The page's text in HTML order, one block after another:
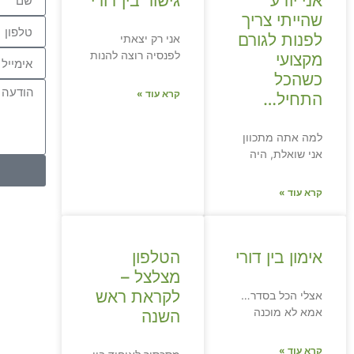
שהייתי צריך
לפנות לגורם
מקצועי
כשהכל
התחיל…
למה אתה מתכוון
אני שואלת, היה
קרא עוד »
אני רק יצאתי
לפנסיה רוצה להנות
קרא עוד »
אימון בין דורי
אצלי הכל בסדר…
אמא לא מוכנה
קרא עוד »
הטלפון
מצלצל –
לקראת ראש
השנה